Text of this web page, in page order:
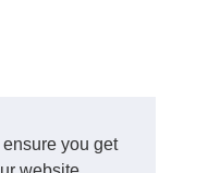
you get